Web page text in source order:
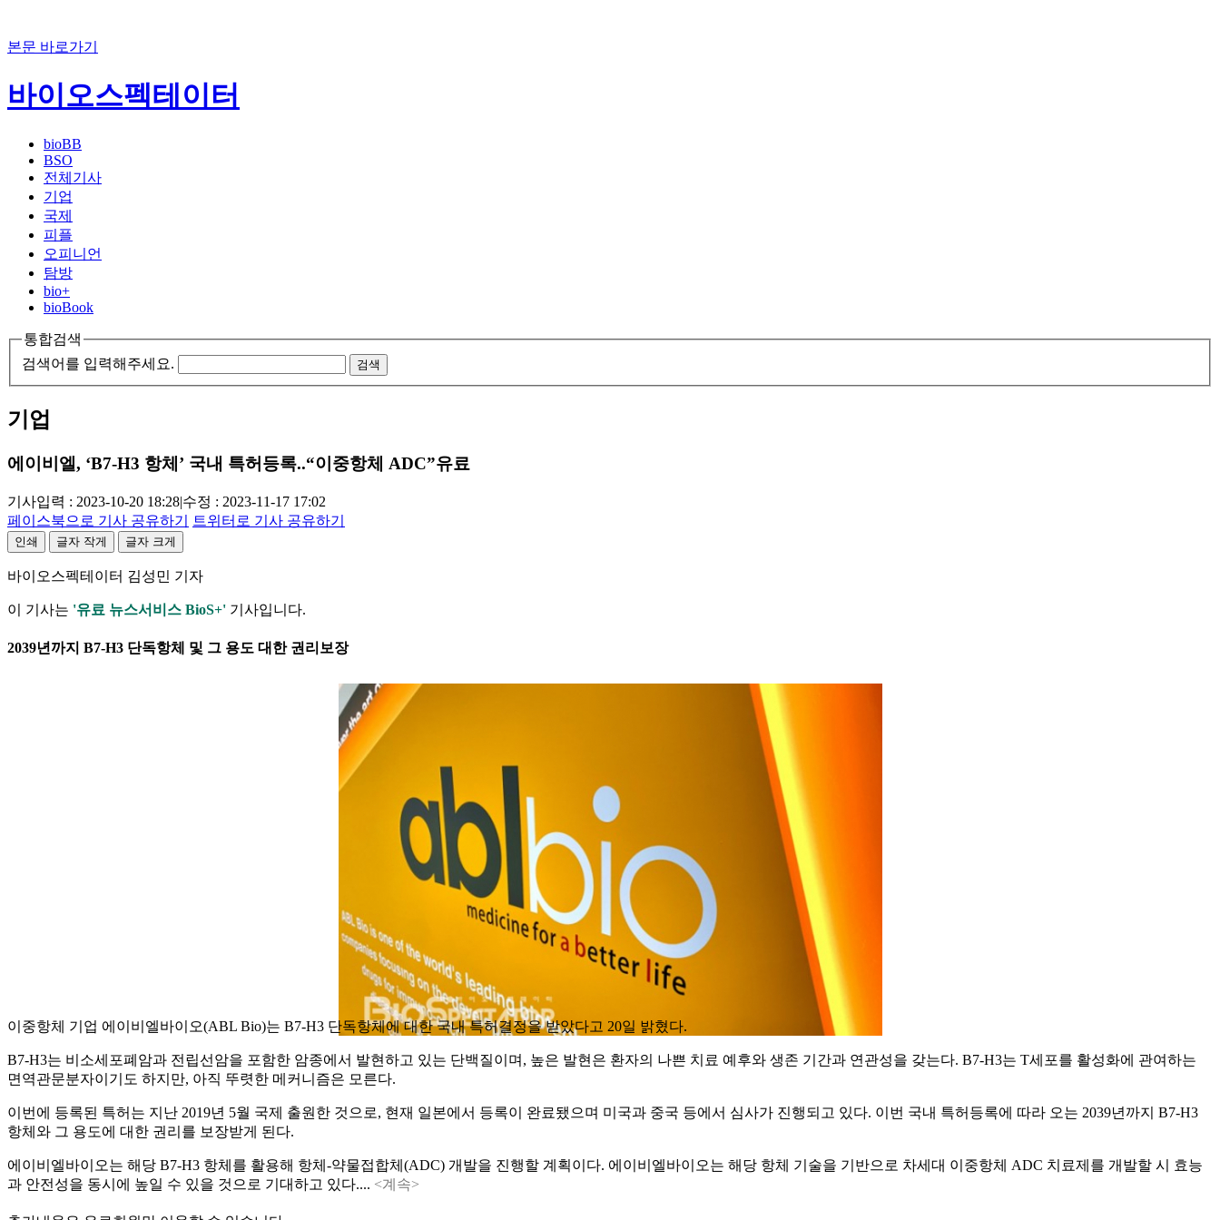
본문 바로가기
바이오스펙테이터
bioBB
BSO
전체기사
기업
국제
피플
오피니언
탐방
bio+
bioBook
통합검색
검색어를 입력해주세요.
검색
기업
에이비엘, ‘B7-H3 항체’ 국내 특허등록..“이중항체 ADC”유료
기사입력 : 2023-10-20 18:28|수정 : 2023-11-17 17:02
페이스북으로 기사 공유하기
트위터로 기사 공유하기
인쇄 글자 작게 글자 크게
바이오스펙테이터 김성민 기자
이 기사는 '유료 뉴스서비스 BioS+' 기사입니다.
2039년까지 B7-H3 단독항체 및 그 용도 대한 권리보장
이중항체 기업 에이비엘바이오(ABL Bio)는 B7-H3 단독항체에 대한 국내 특허결정을 받았다고 20일 밝혔다.
B7-H3는 비소세포폐암과 전립선암을 포함한 암종에서 발현하고 있는 단백질이며, 높은 발현은 환자의 나쁜 치료 예후와 생존 기간과 연관성을 갖는다. B7-H3는 T세포를 활성화에 관여하는
면역관문분자이기도 하지만, 아직 뚜렷한 메커니즘은 모른다.
이번에 등록된 특허는 지난 2019년 5월 국제 출원한 것으로, 현재 일본에서 등록이 완료됐으며 미국과 중국 등에서 심사가 진행되고 있다. 이번 국내 특허등록에 따라 오는 2039년까지 B7-H3
항체와 그 용도에 대한 권리를 보장받게 된다.
에이비엘바이오는 해당 B7-H3 항체를 활용해 항체-약물접합체(ADC) 개발을 진행할 계획이다. 에이비엘바이오는 해당 항체 기술을 기반으로 차세대 이중항체 ADC 치료제를 개발할 시 효능
과 안전성을 동시에 높일 수 있을 것으로 기대하고 있다.... <계속>